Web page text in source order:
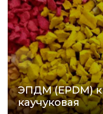
ЭПДМ (EPDM)
каучуковая